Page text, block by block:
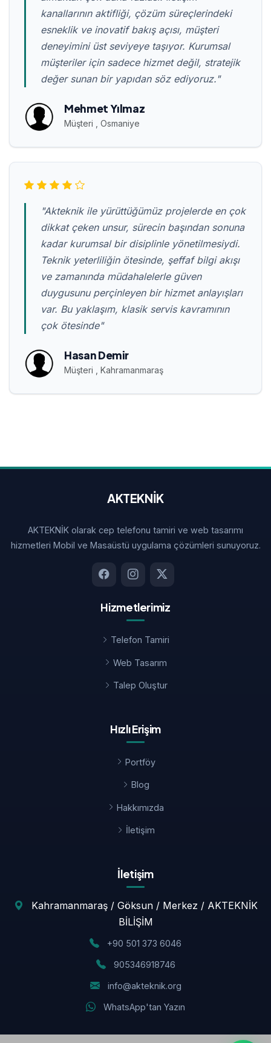
kanallarının aktifliği, çözüm süreçlerindeki
esneklik ve inovatif bakış açısı, müşteri
deneyimini üst seviyeye taşıyor. Kurumsal
müşteriler için sadece hizmet değil, stratejik
değer sunan bir yapıdan söz ediyoruz."
Mehmet Yılmaz
Müşteri , Osmaniye
"Akteknik ile yürüttüğümüz projelerde en çok
dikkat çeken unsur, sürecin başından sonuna
kadar kurumsal bir disiplinle yönetilmesiydi.
Teknik yeterliliğin ötesinde, şeffaf bilgi akışı
ve zamanında müdahalelerle güven
duygusunu perçinleyen bir hizmet anlayışları
var. Bu yaklaşım, klasik servis kavramının
çok ötesinde"
Hasan Demir
Müşteri , Kahramanmaraş
AKTEKNİK
AKTEKNİK olarak cep telefonu tamiri ve web tasarımı
hizmetleri Mobil ve Masaüstü uygulama çözümleri sunuyoruz.
Hizmetlerimiz
Telefon Tamiri
Web Tasarım
Talep Oluştur
Hızlı Erişim
Portföy
Blog
Hakkımızda
İletişim
İletişim
Kahramanmaraş / Göksun / Merkez / AKTEKNİK
BİLİŞİM
+90 501 373 6046
905346918746
info@akteknik.org
WhatsApp'tan Yazın